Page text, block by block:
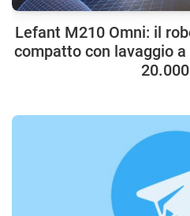
Lefant M210 Omni: il
compatto con lavaggio